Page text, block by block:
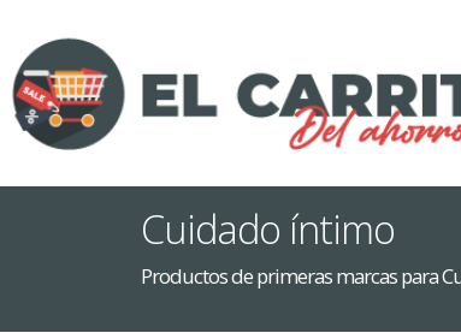
Cuidado íntimo
Productos de primeras marcas para